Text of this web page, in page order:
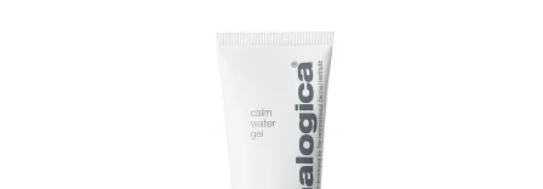
JA TAK